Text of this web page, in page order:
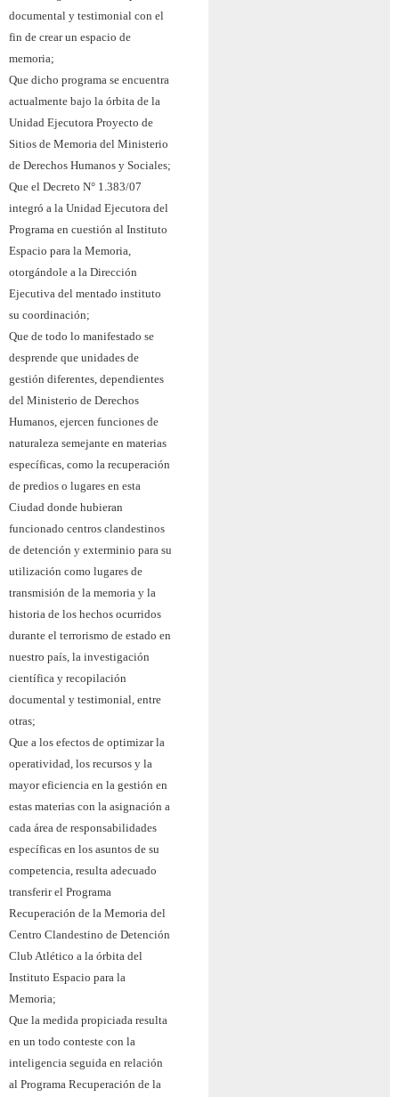
documental y testimonial con el
fin de crear un espacio de
memoria;
Que dicho programa se encuentra
actualmente bajo la órbita de la
Unidad Ejecutora Proyecto de
Sitios de Memoria del Ministerio
de Derechos Humanos y Sociales;
Que el Decreto N° 1.383/07
integró a la Unidad Ejecutora del
Programa en cuestión al Instituto
Espacio para la Memoria,
otorgándole a la Dirección
Ejecutiva del mentado instituto
su coordinación;
Que de todo lo manifestado se
desprende que unidades de
gestión diferentes, dependientes
del Ministerio de Derechos
Humanos, ejercen funciones de
naturaleza semejante en materias
específicas, como la recuperación
de predios o lugares en esta
Ciudad donde hubieran
funcionado centros clandestinos
de detención y exterminio para su
utilización como lugares de
transmisión de la memoria y la
historia de los hechos ocurridos
durante el terrorismo de estado en
nuestro país, la investigación
científica y recopilación
documental y testimonial, entre
otras;
Que a los efectos de optimizar la
operatividad, los recursos y la
mayor eficiencia en la gestión en
estas materias con la asignación a
cada área de responsabilidades
específicas en los asuntos de su
competencia, resulta adecuado
transferir el Programa
Recuperación de la Memoria del
Centro Clandestino de Detención
Club Atlético a la órbita del
Instituto Espacio para la
Memoria;
Que la medida propiciada resulta
en un todo conteste con la
inteligencia seguida en relación
al Programa Recuperación de la